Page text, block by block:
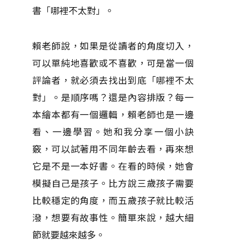
書「哪裡不太對」。
賴老師說，如果是從讀者的角度切入，
可以單純地喜歡或不喜歡，可是當一個
評論者，就必須去找出到底「哪裡不太
對」。是順序嗎？還是內容排版？每一
本繪本都有一個邏輯，賴老師也是一邊
看、一邊學習。她和我分享一個小訣
竅，可以試著用不同年齡去看，再來想
它是不是一本好書。在看的時候，她會
模擬自己是孩子。比方說三歲孩子需要
比較穩定的角度，而五歲孩子就比較活
潑，想要有故事性。簡單來說，越大細
節就要越來越多。